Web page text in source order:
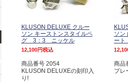
KLUSON DELUXE クルー
ソン キーストンスタイルペ
グ 3：3 ニッケル
12,100 税込
商品番号 2054
KLUSON DELUXEの刻印入
り!
ソン
ー
商品
プレ